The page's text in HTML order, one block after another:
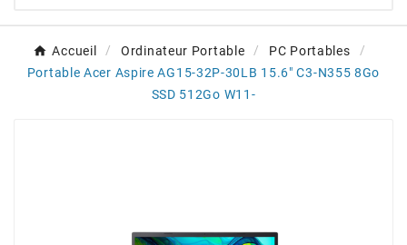
Accueil Ordinateur Portable
PC Portables
Portable Acer Aspire AG15-32P-30LB 15.6" C3-N355 8Go
SSD 512Go W11-